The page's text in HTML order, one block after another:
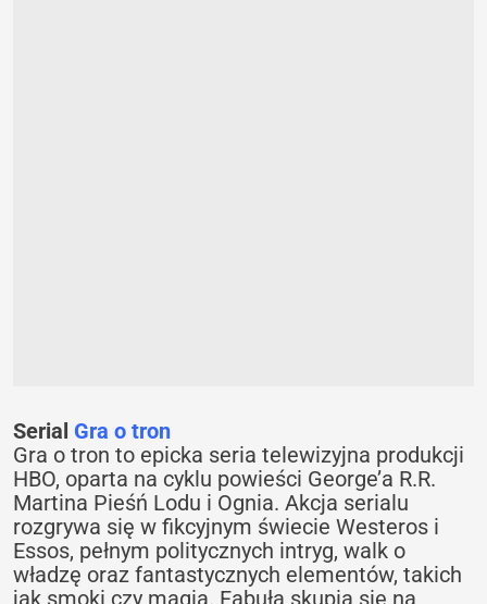
Serial Gra o tron
Gra o tron to epicka seria telewizyjna produkcji
HBO, oparta na cyklu powieści George’a R.R.
Martina Pieśń Lodu i Ognia. Akcja serialu
rozgrywa się w fikcyjnym świecie Westeros i
Essos, pełnym politycznych intryg, walk o
władzę oraz fantastycznych elementów, takich
jak smoki czy magia. Fabuła skupia się na